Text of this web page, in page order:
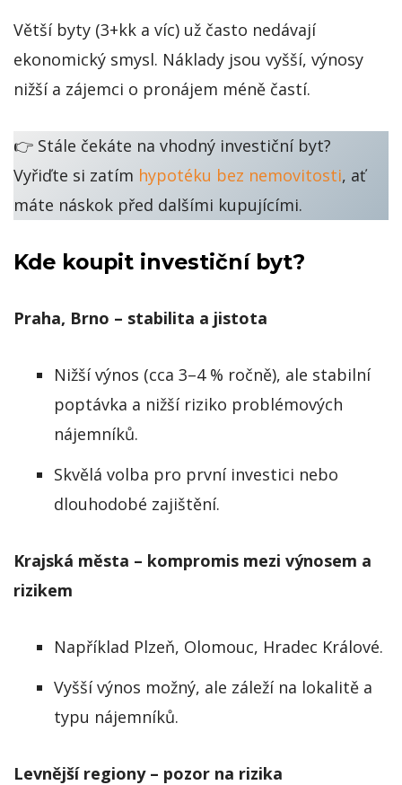
Větší byty (3+kk a víc) už často nedávají
ekonomický smysl. Náklady jsou vyšší, výnosy
nižší a zájemci o pronájem méně častí.
👉 Stále čekáte na vhodný investiční byt?
Vyřiďte si zatím hypotéku bez nemovitosti, ať
máte náskok před dalšími kupujícími.
Kde koupit investiční byt?
Praha, Brno – stabilita a jistota
Nižší výnos (cca 3–4 % ročně), ale stabilní
poptávka a nižší riziko problémových
nájemníků.
Skvělá volba pro první investici nebo
dlouhodobé zajištění.
Krajská města – kompromis mezi výnosem a
rizikem
Například Plzeň, Olomouc, Hradec Králové.
Vyšší výnos možný, ale záleží na lokalitě a
typu nájemníků.
Levnější regiony – pozor na rizika